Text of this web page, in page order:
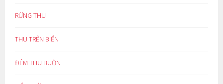
RỪNG THU
THU TRÊN BIỂN
ĐÊM THU BUỒN